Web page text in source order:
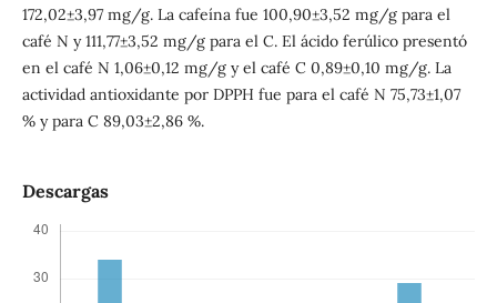
172,02±3,97 mg/g. La cafeína fue 100,90±3,52 mg/g para el
café N y 111,77±3,52 mg/g para el C. El ácido ferúlico presentó
en el café N 1,06±0,12 mg/g y el café C 0,89±0,10 mg/g. La
actividad antioxidante por DPPH fue para el café N 75,73±1,07
% y para C 89,03±2,86 %.
Descargas